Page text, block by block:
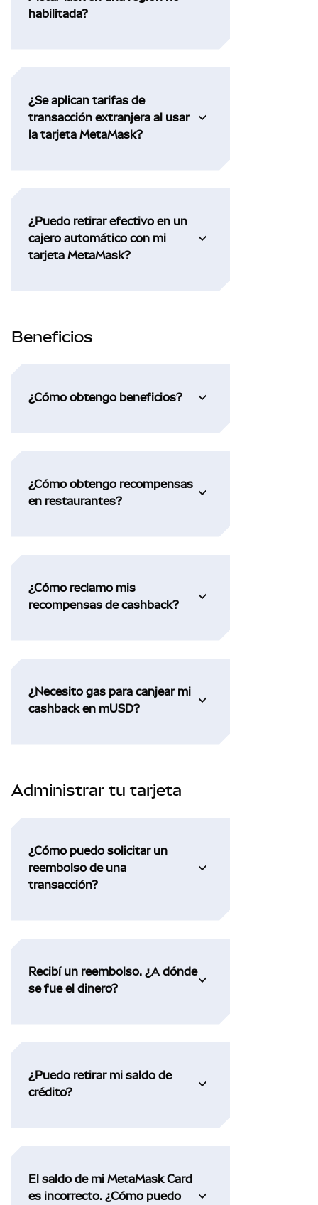
habilitada?
¿Se aplican tarifas de
transacción extranjera al usar
la tarjeta MetaMask?
¿Puedo retirar efectivo en un
cajero automático con mi
tarjeta MetaMask?
Beneficios
¿Cómo obtengo beneficios?
¿Cómo obtengo recompensas
en restaurantes?
¿Cómo reclamo mis
recompensas de cashback?
¿Necesito gas para canjear mi
cashback en mUSD?
Administrar tu tarjeta
¿Cómo puedo solicitar un
reembolso de una
transacción?
Recibí un reembolso. ¿A dónde
se fue el dinero?
¿Puedo retirar mi saldo de
crédito?
El saldo de mi MetaMask Card
es incorrecto. ¿Cómo puedo